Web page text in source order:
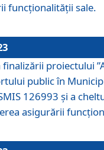
funcționalității sale.
proiectului
public în
126993 și a
asigurării